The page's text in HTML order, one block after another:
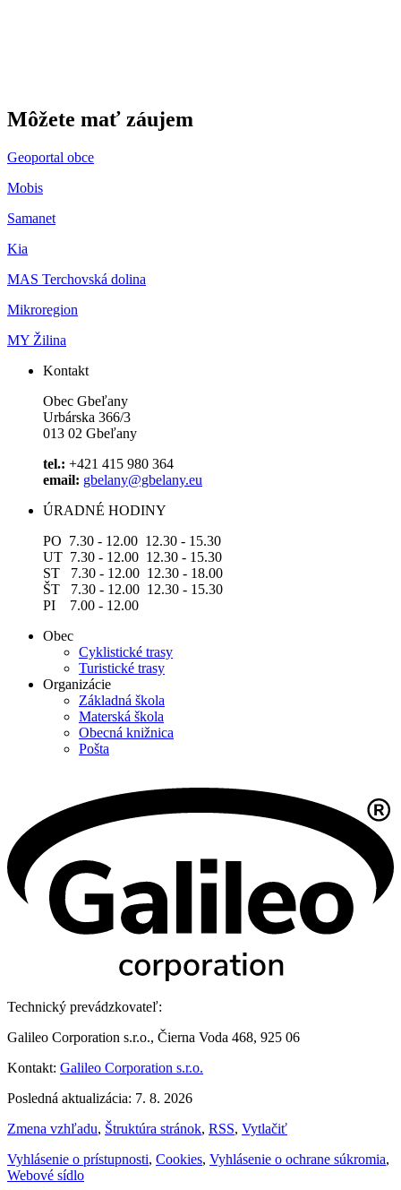
Môžete mať záujem
Geoportal obce
Mobis
Samanet
Kia
MAS Terchovská dolina
Mikroregion
MY Žilina
Kontakt
Obec Gbeľany
Urbárska 366/3
013 02 Gbeľany
tel.: +421 415 980 364
email: gbelany@gbelany.eu
ÚRADNÉ HODINY
PO 7.30 - 12.00 12.30 - 15.30
UT 7.30 - 12.00 12.30 - 15.30
ST 7.30 - 12.00 12.30 - 18.00
ŠT 7.30 - 12.00 12.30 - 15.30
PI 7.00 - 12.00
Obec
Cyklistické trasy
Turistické trasy
Organizácie
Základná škola
Materská škola
Obecná knižnica
Pošta
Technický prevádzkovateľ:
Galileo Corporation s.r.o., Čierna Voda 468, 925 06
Kontakt: Galileo Corporation s.r.o.
Posledná aktualizácia: 7. 8. 2026
Zmena vzhľadu, Štruktúra stránok, RSS, Vytlačiť
Vyhlásenie o prístupnosti, Cookies, Vyhlásenie o ochrane súkromia,
Webové sídlo